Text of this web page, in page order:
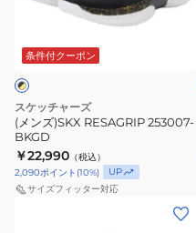
BKGD
条件付クーポン
スケッチャーズ
(メンズ)SKX RESAGRIP 253007-
BKGD
￥22,990 （税込）
2,090ポイント (10%)
UP
サイズフィッター対応
パ
プ